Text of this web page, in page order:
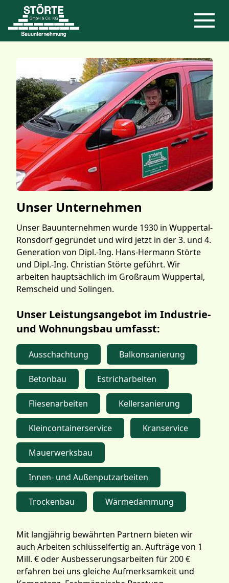
Unser Unternehmen
Unser Bauunternehmen wurde 1930 in Wuppertal-
Ronsdorf gegründet und wird jetzt in der 3. und 4.
Generation von Dipl.-Ing. Hans-Hermann Störte
und Dipl.-Ing. Christian Störte geführt. Wir
arbeiten hauptsächlich im Großraum Wuppertal,
Remscheid und Solingen.
Unser Leistungsangebot im Industrie-
und Wohnungsbau umfasst:
Ausschachtung Balkonsanierung
Betonbau Estricharbeiten
Fliesenarbeiten Kellersanierung
Kleincontainerservice Kranservice
Mauerwerksbau
Innen- und Außenputzarbeiten
Trockenbau Wärmedämmung
Mit langjährig bewährten Partnern bieten wir
auch Arbeiten schlüsselfertig an. Aufträge von 1
Mill. € oder Ausbesserungsarbeiten für 200 €
erfahren bei uns gleiche Aufmerksamkeit und